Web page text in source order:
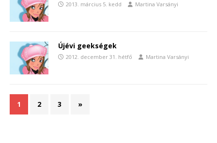
2013. március 5. kedd Martina Varsányi
Újévi geekségek
2012. december 31. hétfő Martina Varsányi
1 2 3 »